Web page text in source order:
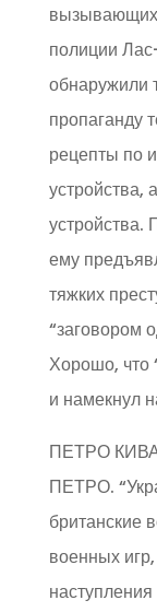
вызывающих
полиции
обнаружили
пропаганду
рецепты по
устройства,
устройства.
ему
тяжких
“заговором
Хорошо, что
и намекнул
ПЕТРО
ПЕТРО.
британские
военных